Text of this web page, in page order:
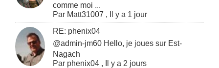
comme moi ...
Par Matt31007 ,
Il y a 1 jour
RE: phenix04
@admin-jm60 Hello, je joues sur Est-
Nagach
Par phenix04 , Il y a 2 jours